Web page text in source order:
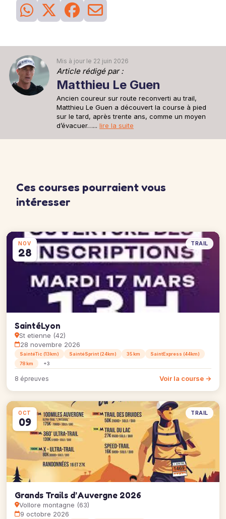
Mis à jour le 22 juin 2026
Article rédigé par :
Matthieu Le Guen
Ancien coureur sur route reconverti au trail,
Matthieu Le Guen a découvert la course à pied
sur le tard, après trente ans, comme un moyen
d’évacuer…... lire la suite
Ces courses pourraient vous
intéresser
NOV
28
TRAIL
SaintéLyon
St etienne (42)
28 novembre 2026
SaintéTic (13km) SaintéSprint (24km) 35 km
SaintExpress (44km)
78 km
+3
8 épreuves Voir la course →
OCT
09
TRAIL
Grands Trails d’Auvergne 2026
Vollore montagne (63)
9 octobre 2026